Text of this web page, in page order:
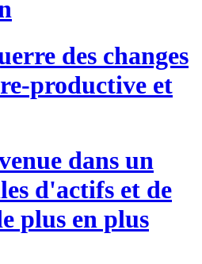
des changes
productive et
dans un
d'actifs et de
plus en plus